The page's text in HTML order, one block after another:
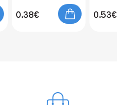
0.38€ 0.53€